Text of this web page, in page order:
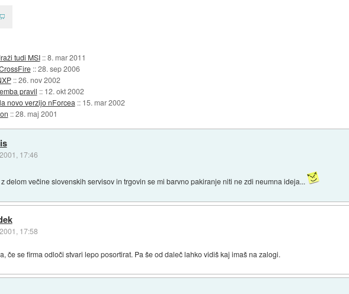
tudi MSI ::8. mar 2011
::28. sep 2006
::26. nov 2002
pravil :: 12. okt 2002
novo verzijo nForcea :: 15. mar 2002
::28. maj 2001
17:46
delom večine slovenskih servisov in trgovin se mi barvno pakiranje niti ne zdi neumna ideja...
17:58
če se firma odloči stvari lepo posortirat. Pa še od daleč lahko vidiš kaj imaš na zalogi.